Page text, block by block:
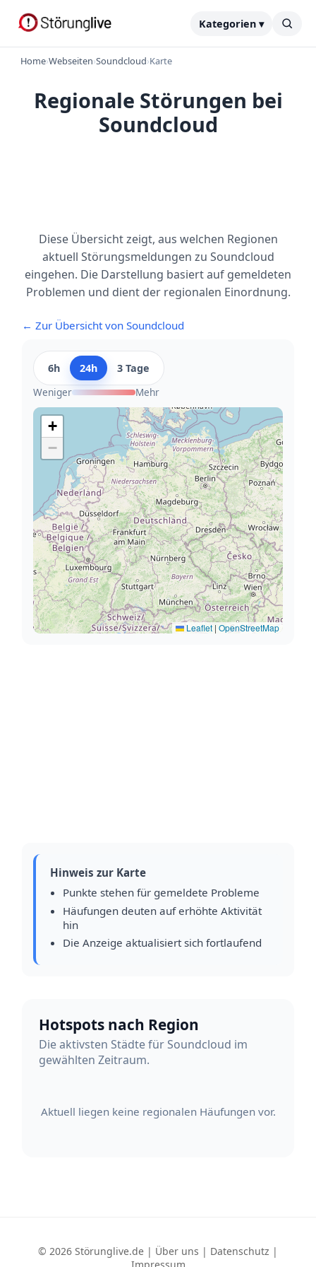
Kategorien ▾
Home›Webseiten›Soundcloud›Karte
Regionale Störungen bei
Soundcloud
Diese Übersicht zeigt, aus welchen Regionen
aktuell Störungsmeldungen zu Soundcloud
eingehen. Die Darstellung basiert auf gemeldeten
Problemen und dient der regionalen Einordnung.
← Zur Übersicht von Soundcloud
6h 24h
3 Tage
Weniger
Mehr
+
−
Leaflet | OpenStreetMap
Hinweis zur Karte
Punkte stehen für gemeldete Probleme
Häufungen deuten auf erhöhte Aktivität
hin
Die Anzeige aktualisiert sich fortlaufend
Hotspots nach Region
Die aktivsten Städte für Soundcloud im
gewählten Zeitraum.
Aktuell liegen keine regionalen Häufungen vor.
© 2026 Störunglive.de | Über uns | Datenschutz |